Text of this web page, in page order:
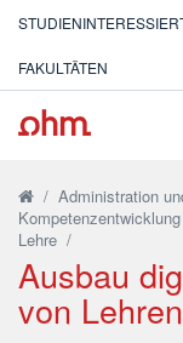
FAKULTÄTEN
/ Administration
Kompetenzentwicklung
Lehre /
Ausbau
von